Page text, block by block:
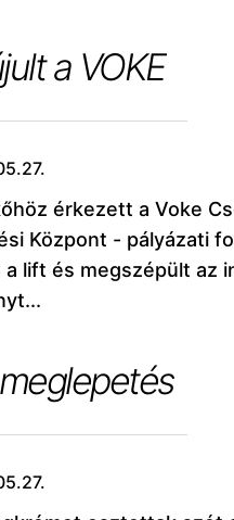
a VOKE
érkezett a Voke
Központ - pályázati
lift és megszépült az